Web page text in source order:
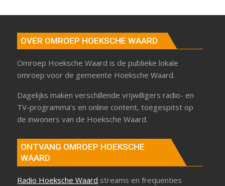
OVER OMROEP HOEKSCHE WAARD
Omroep Hoeksche Waard is de publieke lokale
omroep voor de gemeente Hoeksche Waard.
Dagelijks maken verschillende vrijwilligers radio- en
TV-programma’s en online content, toegespitst op
de inwoners van de Hoeksche Waard.
ONTVANG OMROEP HOEKSCHE
WAARD
Radio Hoeksche Waard streams en frequenties